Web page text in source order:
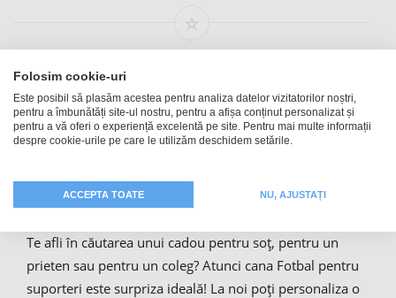
Idee de cadou: cană Fotbal cu
poza ta
Te afli în căutarea unui cadou pentru soț, pentru un
prieten sau pentru un coleg? Atunci cana Fotbal pentru
suporteri este surpriza ideală! La noi poți personaliza o
Folosim cookie-uri
Este posibil să plasăm acestea pentru analiza datelor vizitatorilor noștri,
pentru a îmbunătăți site-ul nostru, pentru a afișa conținut personalizat și
pentru a vă oferi o experiență excelentă pe site. Pentru mai multe informații
despre cookie-urile pe care le utilizăm deschidem setările.
ACCEPTA TOATE NU, AJUSTAȚI